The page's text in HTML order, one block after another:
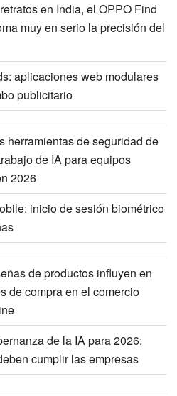
en India, el OPPO Find
muy en serio la precisión del
aplicaciones web modulares
publicitario
herramientas de seguridad de
de IA para equipos
2026
inicio de sesión biométrico
de productos influyen en
de compra en el comercio
de la IA para 2026:
cumplir las empresas